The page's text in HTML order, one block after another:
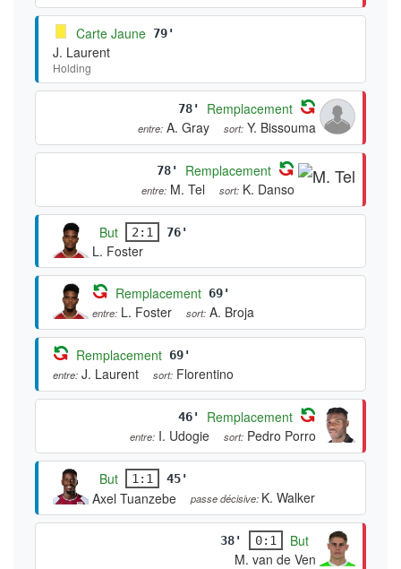
Carte Jaune 79'
J. Laurent
Holding
78' Remplacement
entre: A. Gray sort: Y. Bissouma
78' Remplacement
entre: M. Tel sort: K. Danso
But 2:1 76'
L. Foster
Remplacement 69'
entre: L. Foster sort: A. Broja
Remplacement 69'
entre: J. Laurent sort: Florentino
46' Remplacement
entre: I. Udogie sort: Pedro Porro
But 1:1 45'
Axel Tuanzebe passe décisive: K. Walker
38' 0:1
But
M. van de Ven